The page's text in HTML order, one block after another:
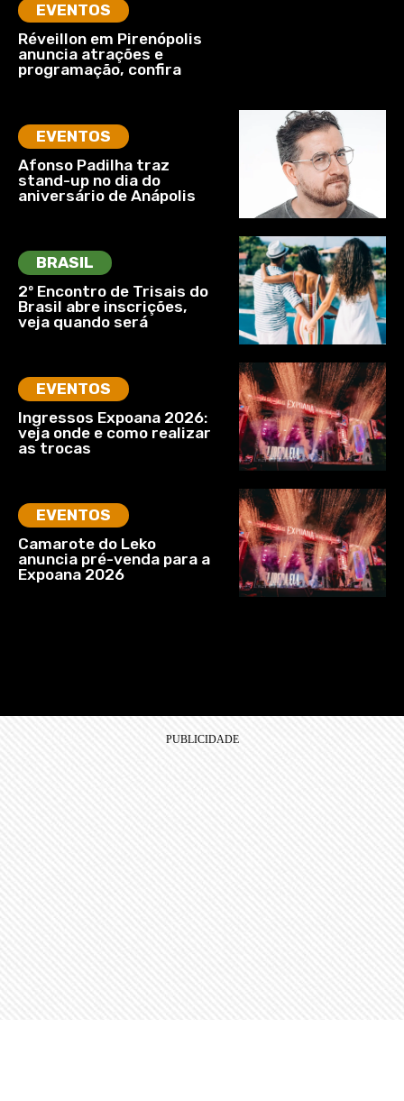
EVENTOS
Réveillon em Pirenópolis
anuncia atrações e
programação, confira
EVENTOS
Afonso Padilha traz
stand-up no dia do
aniversário de Anápolis
BRASIL
2º Encontro de Trisais do
Brasil abre inscrições,
veja quando será
EVENTOS
Ingressos Expoana 2026:
veja onde e como realizar
as trocas
EVENTOS
Camarote do Leko
anuncia pré-venda para a
Expoana 2026